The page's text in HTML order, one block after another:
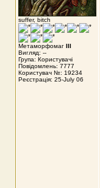
suffer, bitch
Метаморфомаг III
Вигляд: --
Група: Користувачі
Повідомлень: 7777
Користувач №: 19234
Реєстрація: 25-July 06